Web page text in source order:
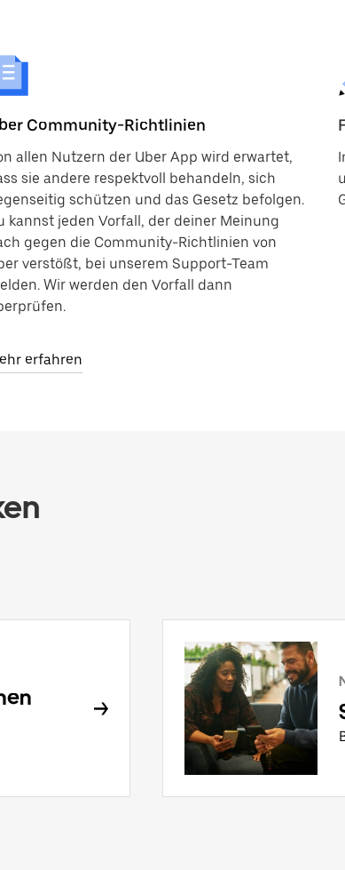
Community-Richtlinien
allen Nutzern der Uber App wird erwartet,
sie andere respektvoll behandeln, sich
schützen und das Gesetz befolgen.
kannst jeden Vorfall, der deiner Meinung
gegen die Community-Richtlinien von
verstößt, bei unserem Support-Team
Wir werden den Vorfall dann
erfahren